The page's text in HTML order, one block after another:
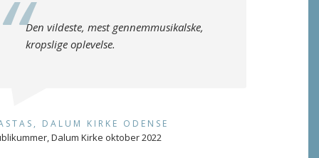
Den vildeste, mest gennemmusikalske,
kropslige oplevelse.
DALUM KIRKE ODENSE
Dalum Kirke oktober 2022